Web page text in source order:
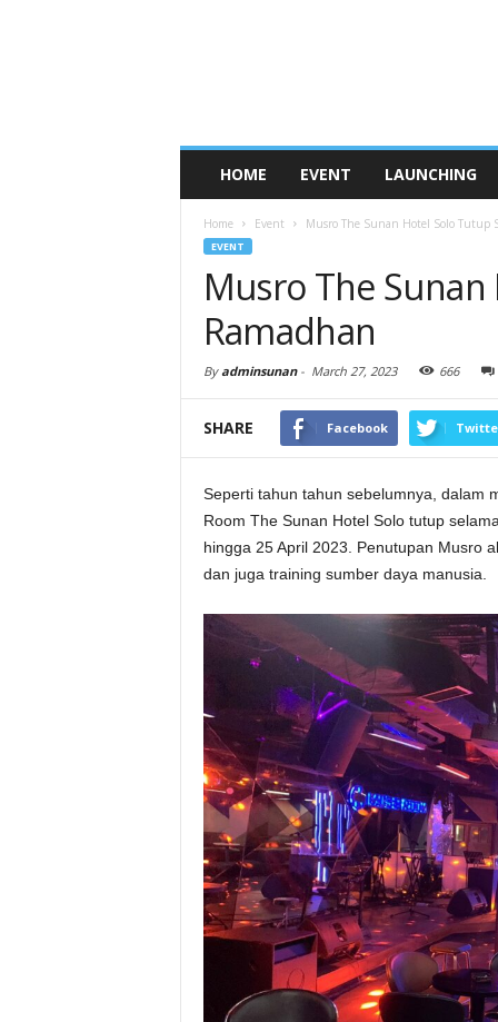
HOME EVENT LAUNCHING
Home Event Musro The Sunan Hotel Solo Tutup
EVENT
Musro The
Ramadhan
Byadminsunan- March 27, 2023 666
SHARE Facebook
Seperti tahun tahun sebelumnya, dalam
Room The Sunan Hotel Solo tutup
hingga 25 April 2023. Penutupan Musro
dan juga training sumber daya manusia.